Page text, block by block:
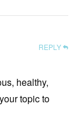
REPLY
healthy,
topic to